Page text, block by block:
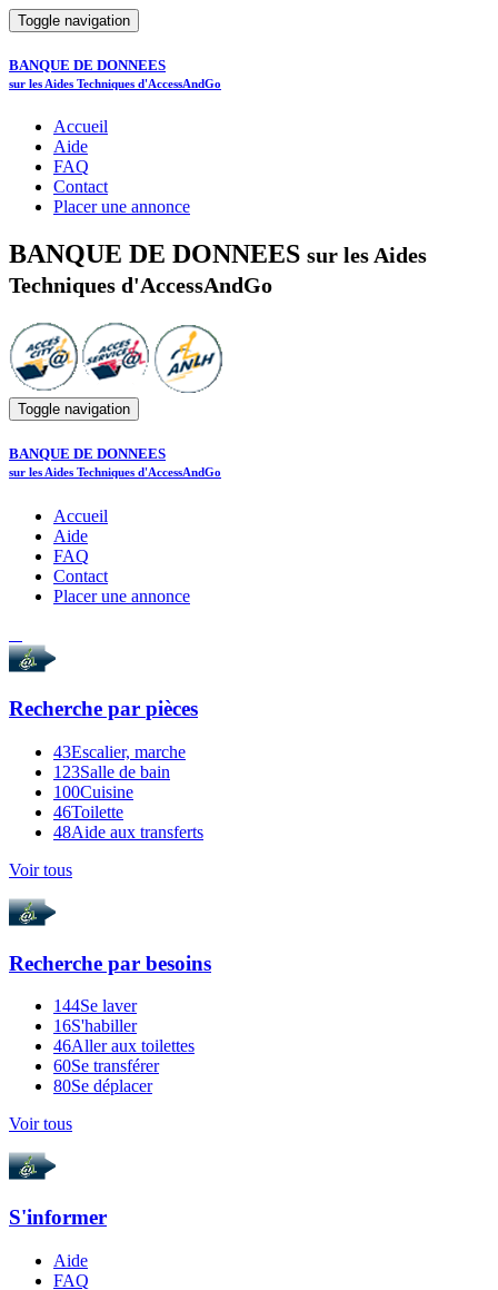
Toggle navigation
BANQUE DE DONNEES
sur les Aides Techniques d'AccessAndGo
Accueil
Aide
FAQ
Contact
Placer une annonce
BANQUE DE DONNEES sur les Aides
Techniques d'AccessAndGo
Toggle navigation
BANQUE DE DONNEES
sur les Aides Techniques d'AccessAndGo
Accueil
Aide
FAQ
Contact
Placer une annonce
Recherche par pièces
43Escalier, marche
123Salle de bain
100Cuisine
46Toilette
48Aide aux transferts
Voir tous
Recherche par besoins
144Se laver
16S'habiller
46Aller aux toilettes
60Se transférer
80Se déplacer
Voir tous
S'informer
Aide
FAQ